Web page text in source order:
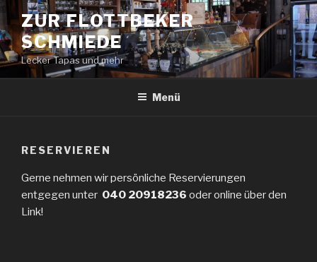
Zum
Inhalt
springen
ZUR FLOTTBEKER
SCHMIEDE
Lecker Tapas und mehr
Menü
RESERVIEREN
Gerne nehmen wir persönliche Reservierungen
entgegen unter 040 20918236 oder online über den
Link!